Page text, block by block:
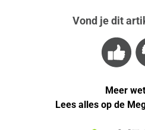
Vond je dit
Meer
Lees alles op de